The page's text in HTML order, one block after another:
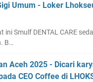
Umum - Loker
ini Smulf DENTAL CARE
B…
Aceh 2025 - Dicari
CEO Coffee di